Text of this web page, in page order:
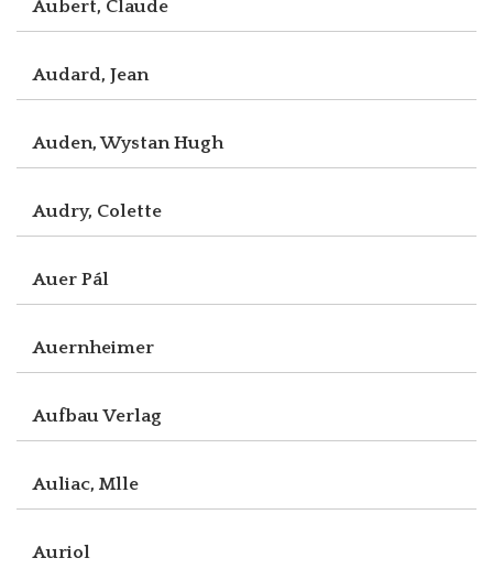
Aubert, Claude
Audard, Jean
Auden, Wystan Hugh
Audry, Colette
Auer Pál
Auernheimer
Aufbau Verlag
Auliac, Mlle
Auriol